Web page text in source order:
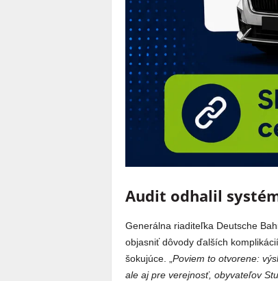
Audit odhalil
Generálna riaditeľka Deutsche
objasniť dôvody ďalších
šokujúce. „ Poviem to otvorene:
ale aj pre verejnosť, obyvateľov